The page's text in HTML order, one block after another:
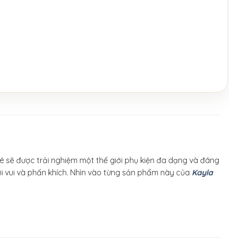
được trải nghiệm một thế giới phụ kiện đa dạng và đáng
và phấn khích. Nhìn vào từng sản phẩm này của Kayla